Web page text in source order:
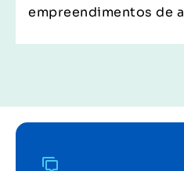
empreendimentos de